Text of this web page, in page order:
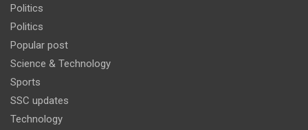
Politics
Politics
Popular post
Science & Technology
Sports
SSC updates
Technology